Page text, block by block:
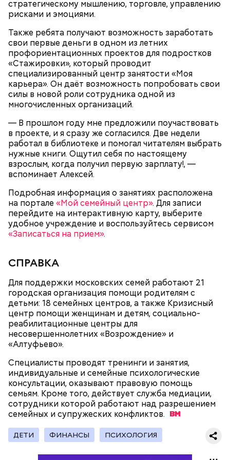
стратегическому мышлению, торговле, управлению
рисками и эмоциями.
Также ребята получают возможность заработать
свои первые деньги в одном из летних
профориентационных проектов для подростков
«Стажировки», который проводит
специализированный центр занятости «Моя
карьера». Он даёт возможность попробовать свои
силы в новой роли сотрудника одной из
многочисленных организаций.
— В прошлом году мне предложили поучаствовать
в проекте, и я сразу же согласился. Две недели
работал в библиотеке и помогал читателям выбрать
нужные книги. Ощутил себя по настоящему
взрослым, когда получил первую зарплату!, —
вспоминает Алексей.
Подробная информация о занятиях расположена
на портале «Мой семейный центр». Для записи
перейдите на интерактивную карту, выберите
удобное учреждение и воспользуйтесь сервисом
«Записаться на прием».
СПРАВКА
Для поддержки московских семей работают 21
городская организация помощи родителям с
детьми: 18 семейных центров, а также Кризисный
центр помощи женщинам и детям, социально-
реабилитационные центры для
несовершеннолетних «Возрождение» и
«Алтуфьево».
Специалисты проводят тренинги и занятия,
индивидуальные и семейные психологические
консультации, оказывают правовую помощь
семьям. Кроме того, действует служба медиации,
сотрудники которой работают над разрешением
семейных и супружеских конфликтов.
ДЕТИ ФИНАНСЫ ПСИХОЛОГИЯ
Однако диетолог предупредила: не для всех дыня
может быть полезна. В первую очередь ее стоит
есть с осторожностью людям:
с сахарным диабетом;
лишним весом.